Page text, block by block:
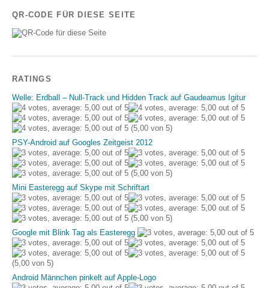
QR-CODE FÜR DIESE SEITE
RATINGS
Welle: Erdball – Null-Track und Hidden Track auf Gaudeamus Igitur
(5,00 von 5)
PSY-Android auf Googles Zeitgeist 2012
(5,00 von 5)
Mini Easteregg auf Skype mit Schriftart
(5,00 von 5)
Google mit Blink Tag als Easteregg
(5,00 von 5)
Android Männchen pinkelt auf Apple-Logo